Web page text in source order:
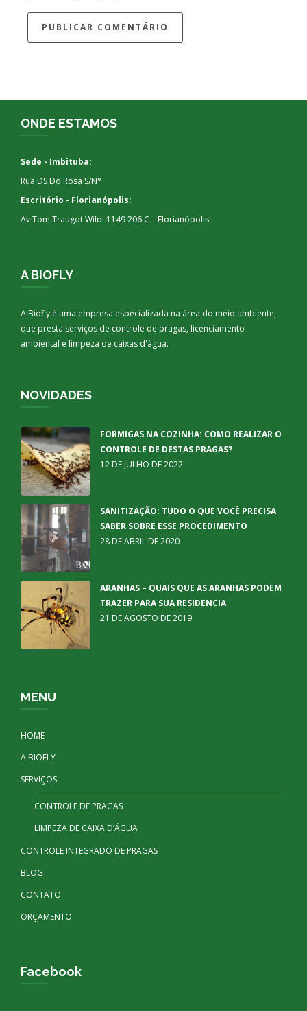
ONDE ESTAMOS
Sede - Imbituba:
Rua DS Do Rosa S/N°
Escritório - Florianópolis:
Av Tom Traugot Wildi 1149 206 C – Florianópolis
A BIOFLY
A Biofly é uma empresa especializada na área do meio ambiente,
que presta serviços de controle de pragas, licenciamento
ambiental e limpeza de caixas d'água.
NOVIDADES
FORMIGAS NA COZINHA: COMO REALIZAR O
CONTROLE DE DESTAS PRAGAS?
12 DE JULHO DE 2022
SANITIZAÇÃO: TUDO O QUE VOCÊ PRECISA
SABER SOBRE ESSE PROCEDIMENTO
28 DE ABRIL DE 2020
ARANHAS – QUAIS QUE AS ARANHAS PODEM
TRAZER PARA SUA RESIDENCIA
21 DE AGOSTO DE 2019
MENU
HOME
A BIOFLY
SERVIÇOS
CONTROLE DE PRAGAS
LIMPEZA DE CAIXA D’ÁGUA
CONTROLE INTEGRADO DE PRAGAS
BLOG
CONTATO
ORÇAMENTO
Facebook